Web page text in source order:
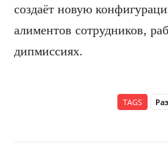
создаёт новую
алиментов сотрудников,
дипмиссиях.
TAGS